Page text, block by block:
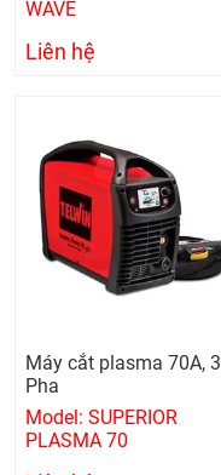
WAVE
Liên hệ
Máy cắt plasma 70A, 3
Pha
Model: SUPERIOR
PLASMA 70